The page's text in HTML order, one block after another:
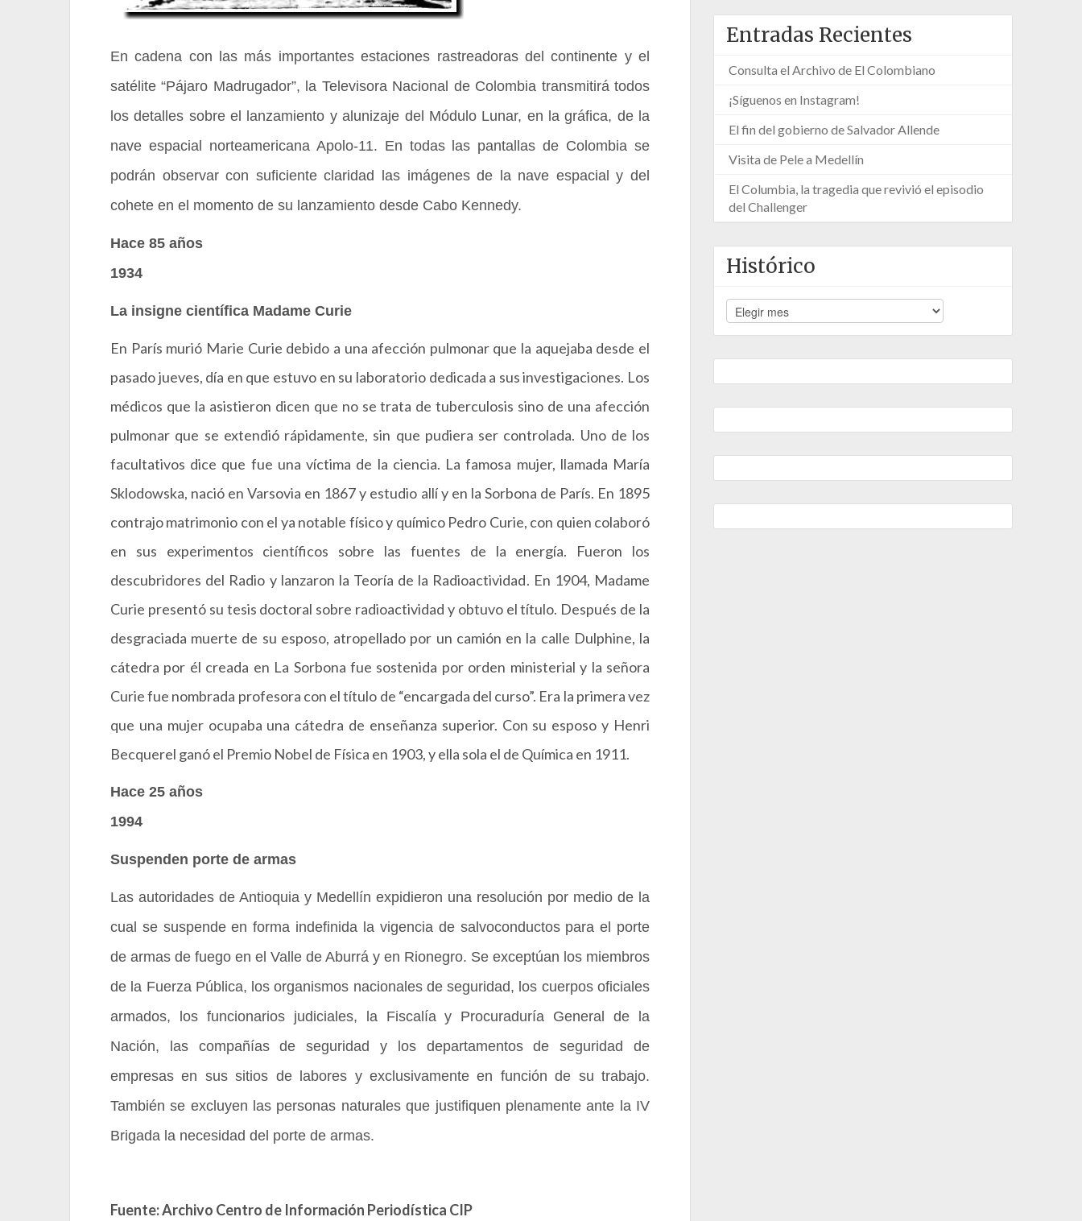
En cadena con las más importantes estaciones rastreadoras del continente y el
satélite “Pájaro Madrugador”, la Televisora Nacional de Colombia transmitirá todos
los detalles sobre el lanzamiento y alunizaje del Módulo Lunar, en la gráfica, de la
nave espacial norteamericana Apolo-11. En todas las pantallas de Colombia se
podrán observar con suficiente claridad las imágenes de la nave espacial y del
cohete en el momento de su lanzamiento desde Cabo Kennedy.
Hace 85 años
1934
La insigne científica Madame Curie
En París murió Marie Curie debido a una afección pulmonar que la aquejaba desde el
pasado jueves, día en que estuvo en su laboratorio dedicada a sus investigaciones. Los
médicos que la asistieron dicen que no se trata de tuberculosis sino de una afección
pulmonar que se extendió rápidamente, sin que pudiera ser controlada. Uno de los
facultativos dice que fue una víctima de la ciencia. La famosa mujer, llamada María
Sklodowska, nació en Varsovia en 1867 y estudio allí y en la Sorbona de París. En 1895
contrajo matrimonio con el ya notable físico y químico Pedro Curie, con quien colaboró
en sus experimentos científicos sobre las fuentes de la energía. Fueron los
descubridores del Radio y lanzaron la Teoría de la Radioactividad. En 1904, Madame
Curie presentó su tesis doctoral sobre radioactividad y obtuvo el título. Después de la
desgraciada muerte de su esposo, atropellado por un camión en la calle Dulphine, la
cátedra por él creada en La Sorbona fue sostenida por orden ministerial y la señora
Curie fue nombrada profesora con el título de “encargada del curso”. Era la primera vez
que una mujer ocupaba una cátedra de enseñanza superior. Con su esposo y Henri
Becquerel ganó el Premio Nobel de Física en 1903, y ella sola el de Química en 1911.
Hace 25 años
1994
Suspenden porte de armas
Las autoridades de Antioquia y Medellín expidieron una resolución por medio de la
cual se suspende en forma indefinida la vigencia de salvoconductos para el porte
de armas de fuego en el Valle de Aburrá y en Rionegro. Se exceptúan los miembros
de la Fuerza Pública, los organismos nacionales de seguridad, los cuerpos oficiales
armados, los funcionarios judiciales, la Fiscalía y Procuraduría General de la
Nación, las compañías de seguridad y los departamentos de seguridad de
empresas en sus sitios de labores y exclusivamente en función de su trabajo.
También se excluyen las personas naturales que justifiquen plenamente ante la IV
Brigada la necesidad del porte de armas.
Fuente: Archivo Centro de Información Periodística CIP
Entradas Recientes
Consulta el Archivo de El Colombiano
¡Síguenos en Instagram!
El fin del gobierno de Salvador Allende
Visita de Pele a Medellín
El Columbia, la tragedia que revivió el episodio
del Challenger
Histórico